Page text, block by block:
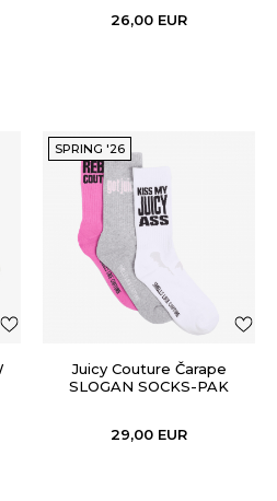
26,00 EUR
SPRING '26
Juicy Couture Čarape
SLOGAN SOCKS-PAK
29,00 EUR